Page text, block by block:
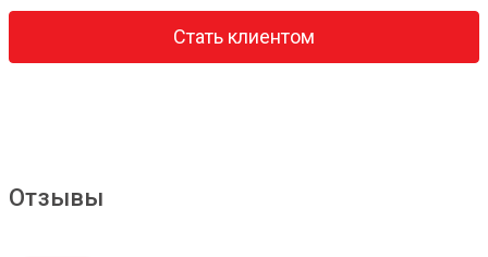
Стать клиентом
Отзывы